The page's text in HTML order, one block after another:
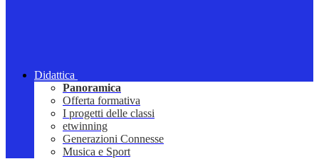
Didattica
Panoramica
Offerta formativa
I progetti delle classi
etwinning
Generazioni Connesse
Musica e Sport